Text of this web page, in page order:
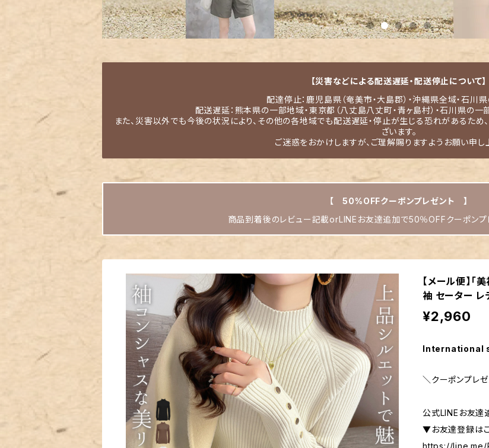
【災害などによる配送遅延・配送停止について】
配達停止：鹿児島県（奄美市・大島郡）・沖縄県全域・石川
配送遅延：熊本県の一部地域・東京都（八丈島八丈町・青ヶ島村）・石川県の一
また、災害以外でも今後の状況により、その他の各地域でも配送遅延・停止が生じる恐れがあるため
ざいます。
ご迷惑をおかけしますが、ご理解賜りますようお願い申し
【 50%OFFクーポンプレゼント 】
商品到着後のレビュー記載orLINEお友達追加で50％OFFクーポンプ
【メール便】「
袖 セーター
¥2,960
International
＼クーポンプレゼ
公式LINEお友達
▼お友達登録は
https://